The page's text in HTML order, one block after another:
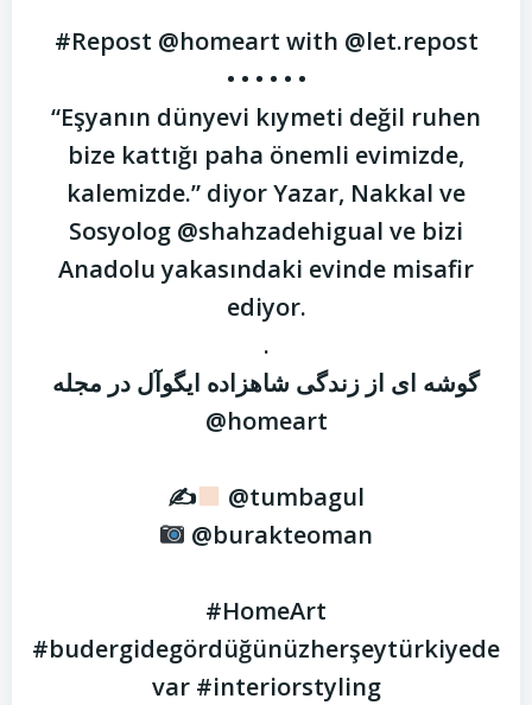
#Repost @homeart with @let.repost
• • • • • •
“Eşyanın dünyevi kıymeti değil ruhen
bize kattığı paha önemli evimizde,
kalemizde.” diyor Yazar, Nakkal ve
Sosyolog @shahzadehigual ve bizi
Anadolu yakasındaki evinde misafir
ediyor.
.
گوشه ای از زندگی شاهزاده ایگوآل در مجله
@homeart
✍
@tumbagul
@burakteoman
#HomeArt
#budergidegördüğünüzherşeytürkiyede
var #interiorstyling